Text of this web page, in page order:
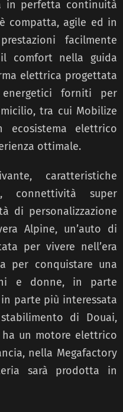
in perfetta continuità
compatta, agile ed in
facilmente
comfort nella guida
elettrica progettata
forniti per
tra cui Mobilize
elettrico
ottimale.
caratteristiche
connettività super
di personalizzazione
Alpine, un’auto di
per vivere nell’era
per conquistare una
e donne, in parte
parte più interessata
di Douai,
ha un motore elettrico
nella Megafactory
sarà prodotta in